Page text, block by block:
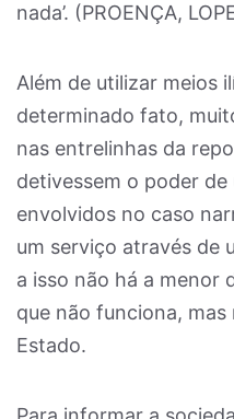
nada’. (PROENÇA,
Além de utilizar meios
determinado fato,
nas entrelinhas da
detivessem o poder
envolvidos no caso
um serviço através de
a isso não há a menor
que não funciona,
Estado.